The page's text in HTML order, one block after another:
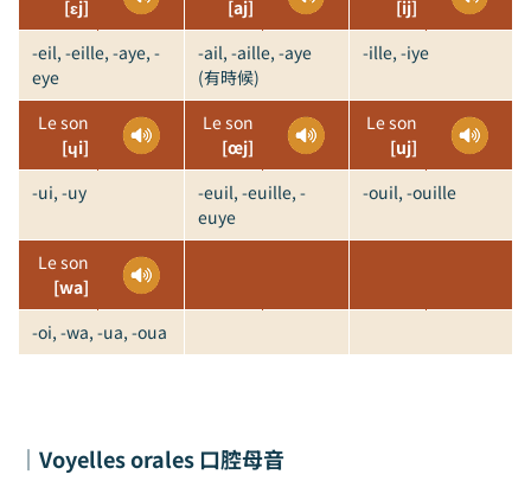
[ɛj]
[aj]
[ij]
-eil, -eille, -aye, -
eye
-ail, -aille, -aye
(有時候)
-ille, -iye
Le son
[ɥi]
Le son
[œj]
Le son
[uj]
-ui, -uy
-euil, -euille, -
euye
-ouil, -ouille
Le son
[wa]
-oi, -wa, -ua, -oua
｜Voyelles orales 口腔母音